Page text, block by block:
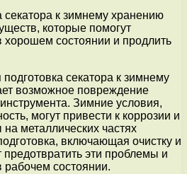
секатора к зимнему хранению
которые помогут
хорошем состоянии и продлить
секатора к зимнему
возможное повреждение
Зимние условия,
могут привести к коррозии и
металлических частях
включающая очистку и
эти проблемы и
рабочем состоянии.